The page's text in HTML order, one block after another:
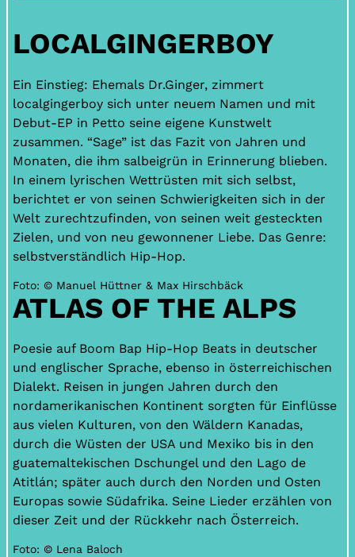
LOCALGINGERBOY
Ein Einstieg: Ehemals Dr.Ginger, zimmert
localgingerboy sich unter neuem Namen und mit
Debut-EP in Petto seine eigene Kunstwelt
zusammen. “Sage” ist das Fazit von Jahren und
Monaten, die ihm salbeigrün in Erinnerung blieben.
In einem lyrischen Wettrüsten mit sich selbst,
berichtet er von seinen Schwierigkeiten sich in der
Welt zurechtzufinden, von seinen weit gesteckten
Zielen, und von neu gewonnener Liebe. Das Genre:
selbstverständlich Hip-Hop.
Foto: © Manuel Hüttner & Max Hirschbäck
ATLAS OF THE ALPS
Poesie auf Boom Bap Hip-Hop Beats in deutscher
und englischer Sprache, ebenso in österreichischen
Dialekt. Reisen in jungen Jahren durch den
nordamerikanischen Kontinent sorgten für Einflüsse
aus vielen Kulturen, von den Wäldern Kanadas,
durch die Wüsten der USA und Mexiko bis in den
guatemaltekischen Dschungel und den Lago de
Atitlán; später auch durch den Norden und Osten
Europas sowie Südafrika. Seine Lieder erzählen von
dieser Zeit und der Rückkehr nach Österreich.
Foto: © Lena Baloch